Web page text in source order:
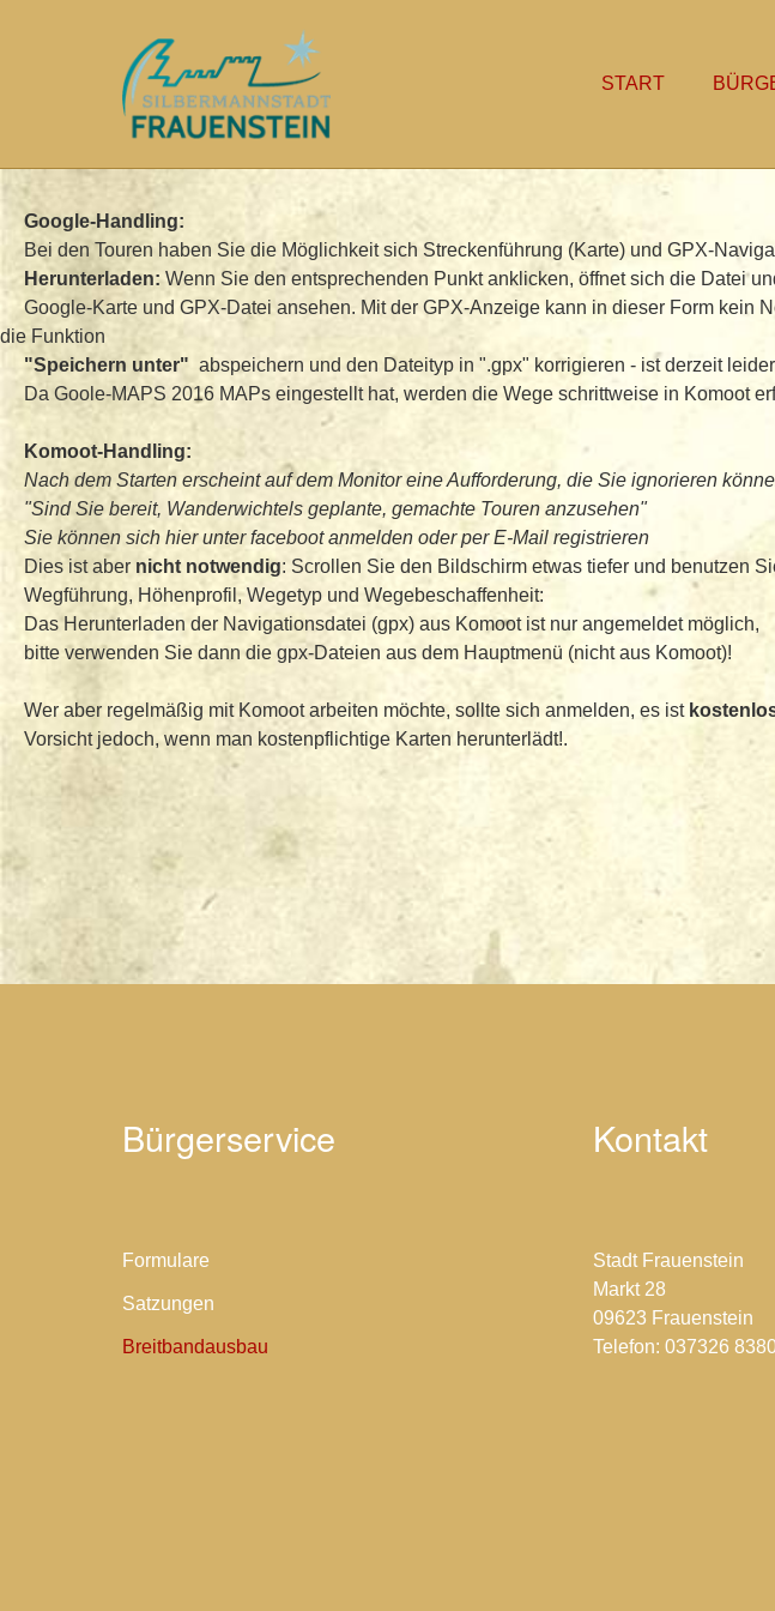
START
Google-Handling:
Bei den Touren haben Sie die Möglichkeit sich Streckenführung (Karte) und GPX-
Herunterladen: Wenn Sie den entsprechenden Punkt anklicken, öffnet sich die Datei
Google-Karte und GPX-Datei ansehen. Mit der GPX-Anzeige kann in dieser Form kein
die Funktion
"Speichern unter" abspeichern und den Dateityp in ".gpx" korrigieren - ist derzeit
Da Goole-MAPS 2016 MAPs eingestellt hat, werden die Wege schrittweise in Komoot
Komoot-Handling:
Nach dem Starten erscheint auf dem Monitor eine Aufforderung, die Sie ignorieren
"Sind Sie bereit, Wanderwichtels geplante, gemachte Touren anzusehen"
Sie können sich hier unter faceboot anmelden oder per E-Mail registrieren
Dies ist aber nicht notwendig: Scrollen Sie den Bildschirm etwas tiefer und benutzen
Wegführung, Höhenprofil, Wegetyp und Wegebeschaffenheit:
Das Herunterladen der Navigationsdatei (gpx) aus Komoot ist nur angemeldet möglich,
bitte verwenden Sie dann die gpx-Dateien aus dem Hauptmenü (nicht aus Komoot)!
Wer aber regelmäßig mit Komoot arbeiten möchte, sollte sich anmelden, es ist
Vorsicht jedoch, wenn man kostenpflichtige Karten herunterlädt!.
Bürgerservice
Formulare
Satzungen
Breitbandausbau
Kontakt
Stadt Frauenstein
Markt 28
09623 Frauenstein
Telefon: 037326